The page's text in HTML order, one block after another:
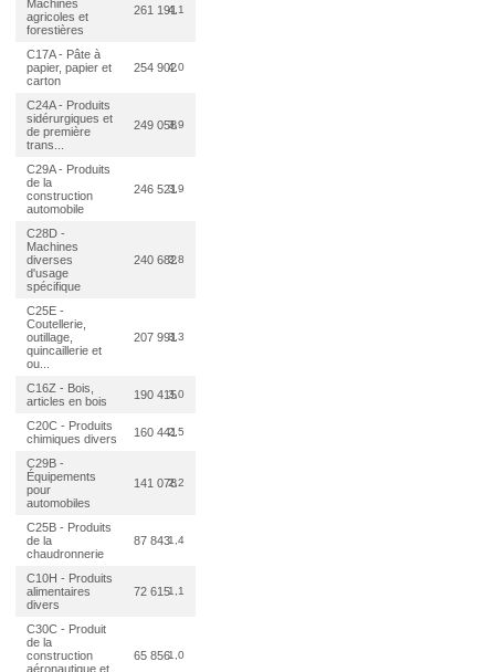
Machines
agricoles et
forestières
261 1914,1
C17A - Pâte à
papier, papier et
carton
254 9024,0
C24A - Produits
sidérurgiques et
de première
trans...
249 0583,9
C29A - Produits
de la
construction
automobile
246 5213,9
C28D -
Machines
diverses
d'usage
spécifique
240 6823,8
C25E -
Coutellerie,
outillage,
quincaillerie et
ou...
207 9913,3
C16Z - Bois,
articles en bois
190 4153,0
C20C - Produits
chimiques divers
160 4412,5
C29B -
Équipements
pour
automobiles
141 0782,2
C25B - Produits
de la
chaudronnerie
87 8431,4
C10H - Produits
alimentaires
divers
72 6151,1
C30C - Produit
de la
construction
aéronautique et
65 8561,0